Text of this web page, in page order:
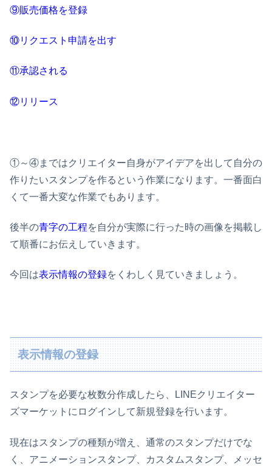
⑨販売価格を登録
⑩リクエスト申請を出す
⑪承認される
⑫リリース
①～④まではクリエイター自身がアイデアを出して自分の
作りたいスタンプを作るという作業になります。一番面白
くて一番大変な作業でもあります。
後半の青字の工程を自分が実際に行った時の画像を掲載し
て順番にお伝えしていきます。
今回は表示情報の登録をくわしく見ていきましょう。
表示情報の登録
スタンプを必要な枚数分作成したら、LINEクリエイター
ズマーケットにログインして新規登録を行います。
現在はスタンプの種類が増え、通常のスタンプだけでな
く、アニメーションスタンプ、カスタムスタンプ、メッセ